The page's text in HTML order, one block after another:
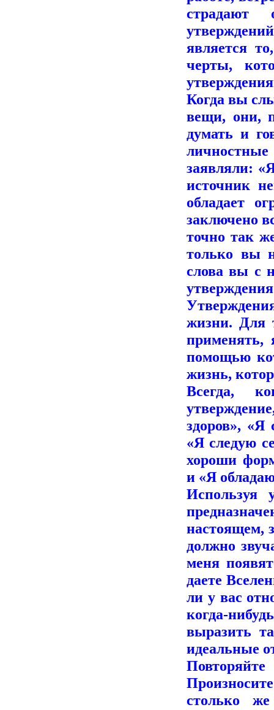
страдают
является
черты,
Когда вы
вещи, они,
думать и
заявляли:
источник
обладает
заключено
точно так
только вы
слова вы с
жизни. Для
применять,
помощью
жизнь,
Всегда,
здоров», «Я
«Я следую
хороши
и «Я
Используя
настоящем,
должно
меня
даете
ли у вас
когда-
выразить
идеальные
столько